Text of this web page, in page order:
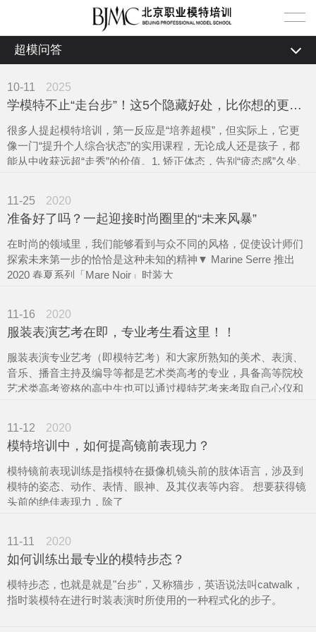
超模问答
学校新闻
行业新闻
超模问答
10-11 2025
学模特不止“走台步”！这5个隐藏好处，比你想的更实用
很多人提起模特培训，第一反应是“培养超模”，但实际上，它更
像一门“提升个人综合状态”的实用课程，无论成人还是孩子，都
能从中收获远超“走秀”的价值。1. 矫正体态，告别“疲态感”久坐、
肌肉记忆，
11-25 2020
准备好了吗？一起迎接时尚圈里的“未来风暴”
在时尚的领域里，我们能够看到与众不同的风格，促使设计师们
探索未来第一步的恰恰是这种未知的精神▼ Marine Serre 推出
2020 春夏系列「Mare Noir」时装大
11-16 2020
服装表演艺考在即，专业考生看这里！！
服装表演专业艺考（即模特艺考）和大家所熟知的美术、表演、
音乐、播音主持及编导等都是艺术类高考的专业，具备高等院校
艺术类高考资格的高中生也可以通过模特艺考来考取自己心仪和
所以模特艺考是怀揣着模特梦想，有志于未来从事服装表演、服
装设计与表演、模特教师、时尚传媒等相关行业的正确就业选
择。
11-12 2020
模特培训中，如何提高镜前表现力？
模特镜前表现训练是指模特在摄像机镜头前的肢体语言，涉及到
模特的姿态、动作、表情、眼神、及其仪表等内容。 想要获得镜
头前的绝佳表现力，除了
11-11 2020
如何训练出最专业的模特步态？
模特步态，也就是就是"台步"，又称猫步，英语说法叫catwalk，
指时装模特在进行时装表演时所使用的一种程式化的步子。
首页
超模计划
职业模特培训
平面模特培训
模特艺考培训
少儿模特培训
课堂花絮
图片花絮
视频花絮
超模学员
女模特超模资讯
行业新闻
校园环境
招聘专栏
在线报名